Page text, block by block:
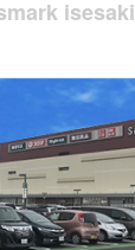
isesaki